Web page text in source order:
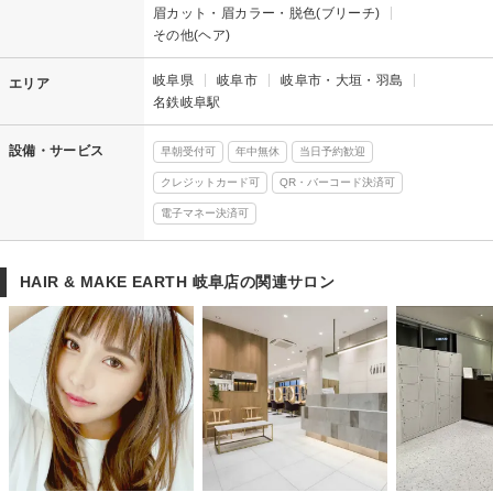
眉カット・眉カラー・脱色(ブリーチ)
その他(ヘア)
エリア 岐阜県 岐阜市
岐阜市・大垣・羽島
名鉄岐阜駅
設備・サービス 早朝受付可 年中無休 当日予約歓迎
クレジットカード可 QR・バーコード決済可
電子マネー決済可
HAIR & MAKE EARTH 岐阜店の関連サロン